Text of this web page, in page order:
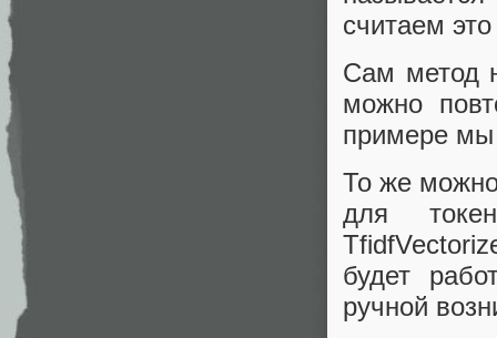
считаем
Сам метод
можно
примере мы
То же
для
будет
ручной